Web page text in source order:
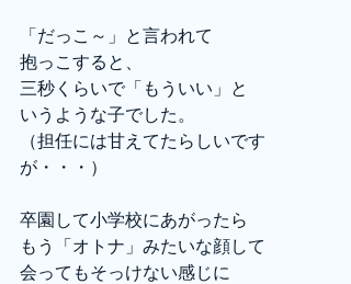
「だっこ～」と言われて
抱っこすると、
三秒くらいで「もういい」と
いうような子でした。
（担任には甘えてたらしいです
が・・・）
卒園して小学校にあがったら
もう「オトナ」みたいな顔して
会ってもそっけない感じに